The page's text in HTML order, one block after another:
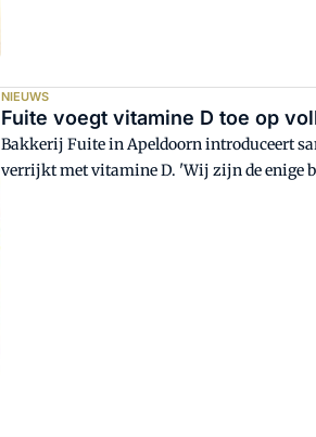
NIEUWS
Fuite voegt vitamine D toe op
Bakkerij Fuite in Apeldoorn introduceert
verrijkt met vitamine D. 'Wij zijn de enige